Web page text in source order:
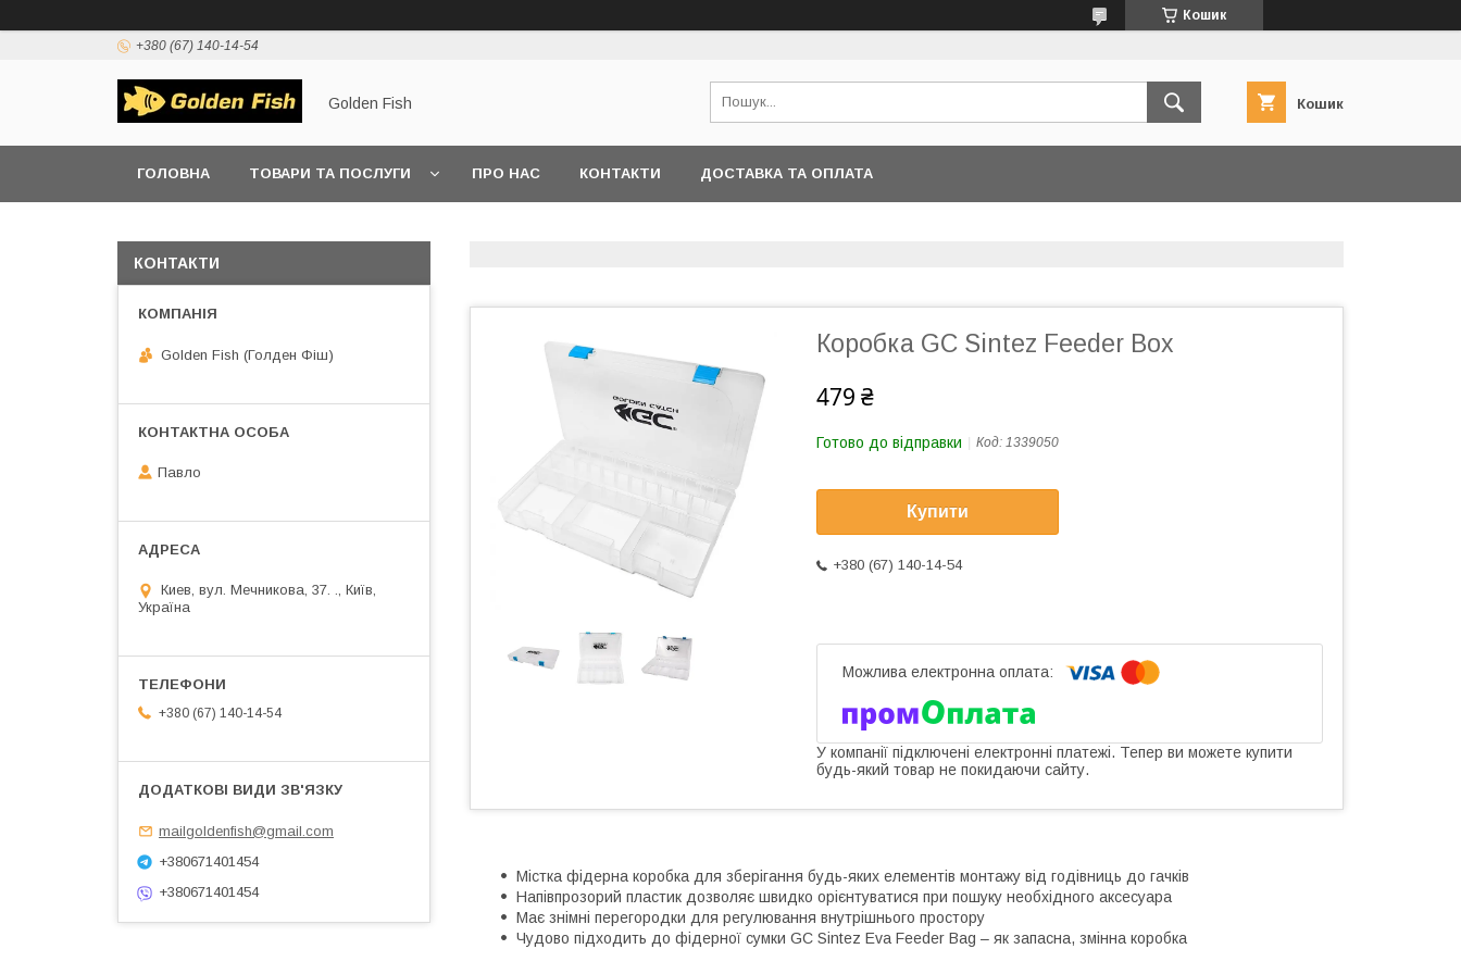
Кошик
+380 (67) 140-14-54
Golden Fish Кошик
ГОЛОВНА ТОВАРИ ТА ПОСЛУГИ ПРО НАС КОНТАКТИ ДОСТАВКА ТА ОПЛАТА
Коробка GC Sintez Feeder Box
479 ₴
Готово до відправки Код: 1339050
Купити
+380 (67) 140-14-54
У компанії підключені електронні платежі. Тепер ви можете купити
будь-який товар не покидаючи сайту.
Містка фідерна коробка для зберігання будь-яких елементів монтажу від годівниць до гачків
Напівпрозорий пластик дозволяє швидко орієнтуватися при пошуку необхідного аксесуара
Має знімні перегородки для регулювання внутрішнього простору
Чудово підходить до фідерної сумки GC Sintez Eva Feeder Bag – як запасна, змінна коробка
КОНТАКТИ
Golden Fish (Голден Фіш)
Павло
Киев, вул. Мечникова, 37. ., Київ,
Україна
+380 (67) 140-14-54
mailgoldenfish@gmail.com
+380671401454
+380671401454